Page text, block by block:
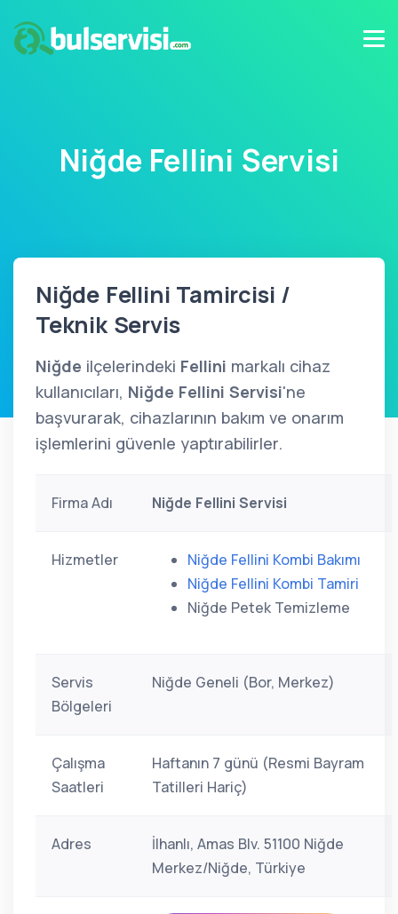
Niğde Fellini Servisi
Niğde Fellini Tamircisi /
Teknik Servis
Niğde ilçelerindeki Fellini markalı cihaz
kullanıcıları, Niğde Fellini Servisi'ne
başvurarak, cihazlarının bakım ve onarım
işlemlerini güvenle yaptırabilirler.
Firma Adı Niğde Fellini Servisi
Hizmetler
Niğde Fellini Kombi Bakımı
Niğde Fellini Kombi Tamiri
Niğde Petek Temizleme
Servis
Bölgeleri
Niğde Geneli (Bor, Merkez)
Çalışma
Saatleri
Haftanın 7 günü (Resmi Bayram
Tatilleri Hariç)
Adres
İlhanlı, Amas Blv. 51100 Niğde
Merkez/Niğde, Türkiye